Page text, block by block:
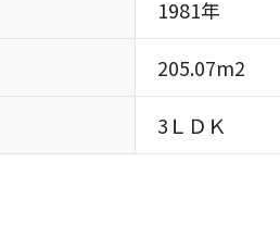
1981年
205.07m2
3ＬＤＫ